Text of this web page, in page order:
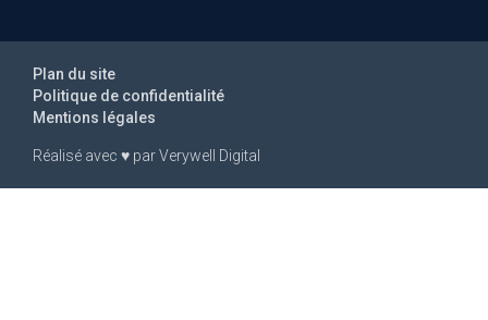
Réalisé avec ♥ parVerywell Digital
Mentions légales
Politique de confidentialité
Plan du site